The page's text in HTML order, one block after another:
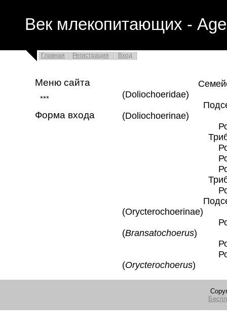
Век млекопитающих -
Главная Регистрация Вход
Меню сайта
***
Форма входа
Семейство
(Doliochoeridae)
(Doliochoerinae)
Род
Триба
Род
Род
Род
Триба
Род
Подсемейство
(Orycterochoerinae)
Род
(Bransatochoerus)
Род
Род
(Orycterochoerus)